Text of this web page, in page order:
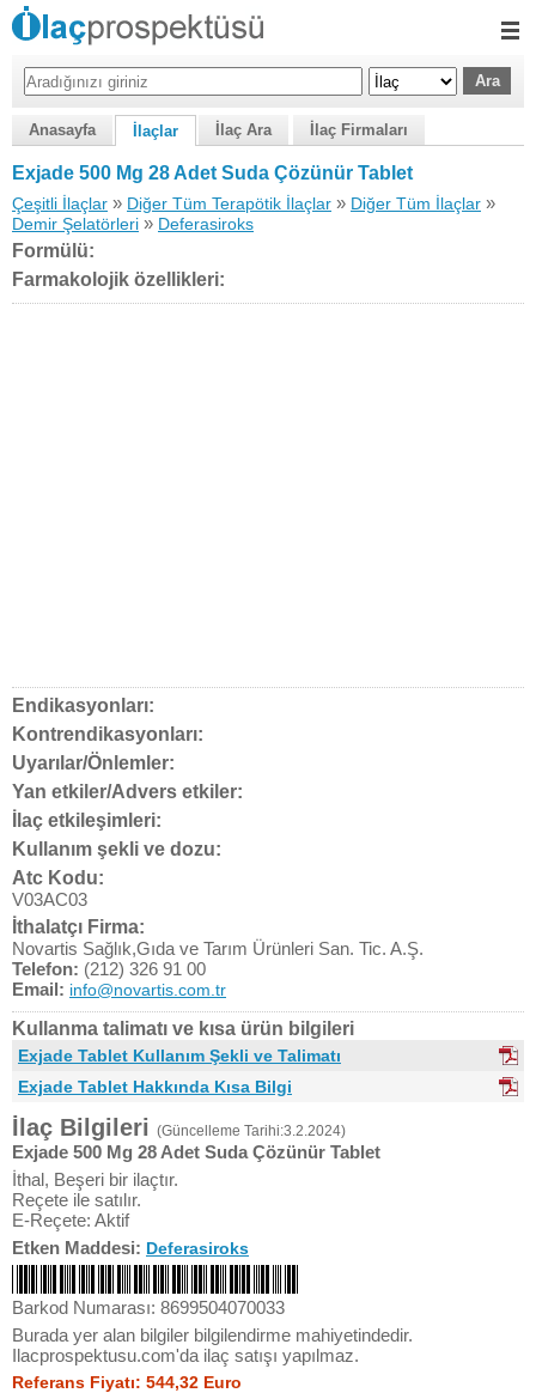
Anasayfa İlaçlar İlaç Ara İlaç Firmaları
Exjade 500 Mg 28 Adet Suda Çözünür Tablet
Çeşitli İlaçlar » Diğer Tüm Terapötik İlaçlar » Diğer Tüm İlaçlar »
Demir Şelatörleri » Deferasiroks
Formülü:
Farmakolojik özellikleri:
Endikasyonları:
Kontrendikasyonları:
Uyarılar/Önlemler:
Yan etkiler/Advers etkiler:
İlaç etkileşimleri:
Kullanım şekli ve dozu:
Atc Kodu:
V03AC03
İthalatçı Firma:
Novartis Sağlık,Gıda ve Tarım Ürünleri San. Tic. A.Ş.
Telefon: (212) 326 91 00
Email: info@novartis.com.tr
Kullanma talimatı ve kısa ürün bilgileri
Exjade Tablet Kullanım Şekli ve Talimatı
Exjade Tablet Hakkında Kısa Bilgi
İlaç Bilgileri (Güncelleme Tarihi:3.2.2024)
Exjade 500 Mg 28 Adet Suda Çözünür Tablet
İthal, Beşeri bir ilaçtır.
Reçete ile satılır.
E-Reçete: Aktif
Etken Maddesi: Deferasiroks
Barkod Numarası: 8699504070033
Burada yer alan bilgiler bilgilendirme mahiyetindedir.
Ilacprospektusu.com'da ilaç satışı yapılmaz.
Referans Fiyatı: 544,32 Euro